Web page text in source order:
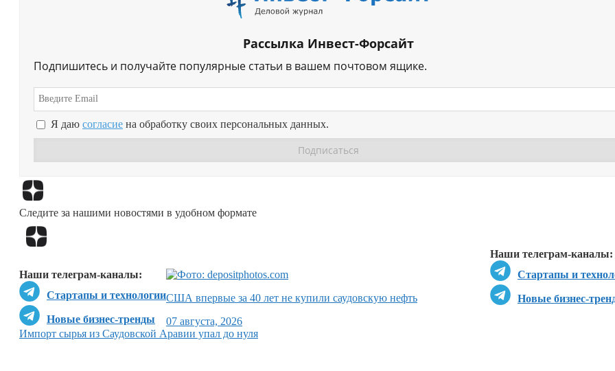
Рассылка Инвест-Форсайт
Подпишитесь и получайте популярные статьи в вашем почтовом ящике.
Я даю согласие на обработку своих персональных данных.
Следите за нашими новостями в удобном формате
Наши телеграм-каналы:
Стартапы и
Новые бизнес-
Наши телеграм-каналы:
Стартапы и технологии
Новые бизнес-тренды
США впервые за 40 лет не купили саудовскую нефть
07 августа, 2026
Импорт сырья из Саудовской Аравии упал до нуля